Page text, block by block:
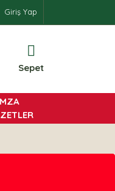
Giriş Yap
Sepet